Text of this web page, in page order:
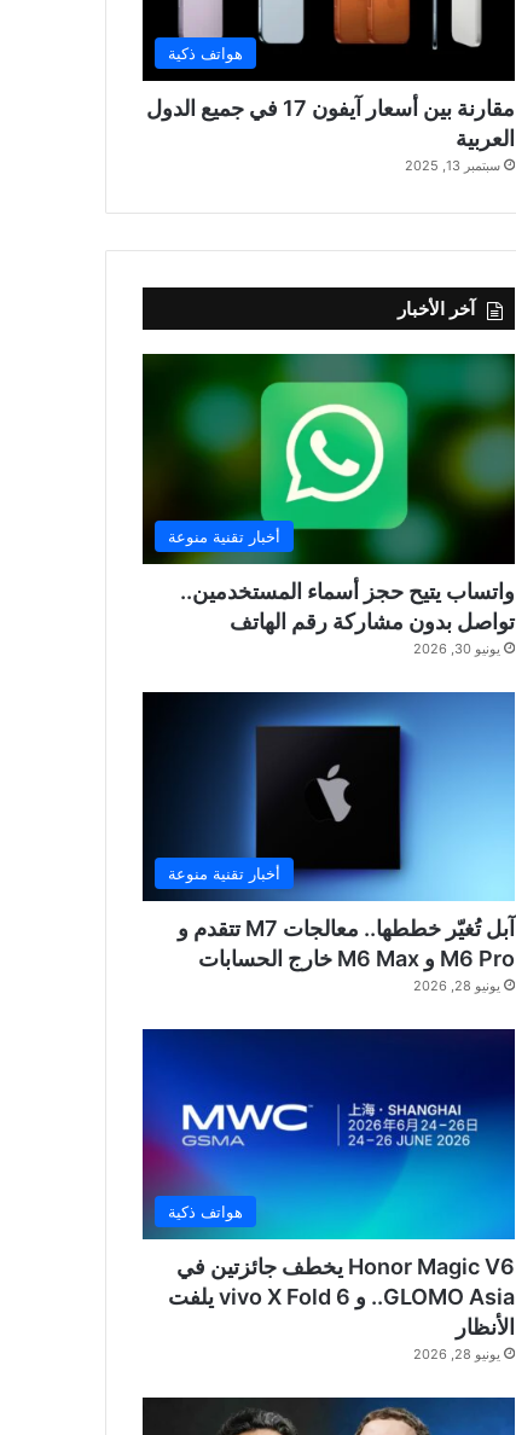
هواتف ذكية
مقارنة بين أسعار آيفون 17 في جميع الدول
العربية
سبتمبر 13, 2025
آخر الأخبار
أخبار تقنية منوعة
واتساب يتيح حجز أسماء المستخدمين..
تواصل بدون مشاركة رقم الهاتف
يونيو 30, 2026
أخبار تقنية منوعة
آبل تُغيّر خططها.. معالجات M7 تتقدم و
M6 Pro و M6 Max خارج الحسابات
يونيو 28, 2026
هواتف ذكية
Honor Magic V6 يخطف جائزتين في
GLOMO Asia.. و vivo X Fold 6 يلفت
الأنظار
يونيو 28, 2026